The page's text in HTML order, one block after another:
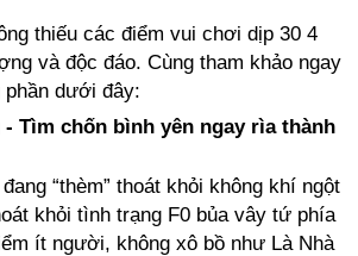
thiếu các điểm vui chơi dịp 30 4
và độc đáo. Cùng tham khảo ngay
dưới đây:
- Tìm chốn bình yên ngay rìa thành
“thèm” thoát khỏi không khí ngột
khỏi tình trạng F0 bủa vây tứ phía
ít người, không xô bồ như Là Nhà